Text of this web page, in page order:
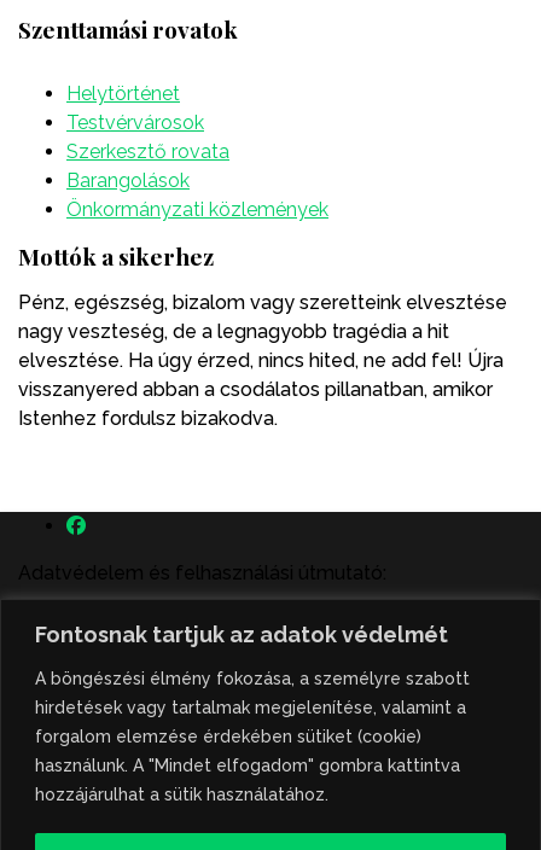
Fontosnak tartjuk az adatok védelmét
A böngészési élmény fokozása, a személyre szabott
hirdetések vagy tartalmak megjelenítése, valamint a
forgalom elemzése érdekében sütiket (cookie)
használunk. A "Mindet elfogadom" gombra kattintva
hozzájárulhat a sütik használatához.
Szenttamási rovatok
Helytörténet
Testvérvárosok
Szerkesztő rovata
Barangolások
Önkormányzati közlemények
Mottók a sikerhez
Pénz, egészség, bizalom vagy szeretteink elvesztése
nagy veszteség, de a legnagyobb tragédia a hit
elvesztése. Ha úgy érzed, nincs hited, ne add fel! Újra
visszanyered abban a csodálatos pillanatban, amikor
Istenhez fordulsz bizakodva.
Adatvédelem és felhasználási útmutató:
A szenttamás.rs magyar nyelvű internetes hírportálon
megjelenő szerzői írások, a híranyag és minden egyéb
tartalom a portált működtető Gion Nándor Kulturális
Központ szellemi tulajdonát képezik, amely szellemi
tulajdont a nemzetközi és szerbiai törvények védik. A
jogosulatlan felhasználás büntető- és polgári jogi
következményeket von maga után. A hírportálon